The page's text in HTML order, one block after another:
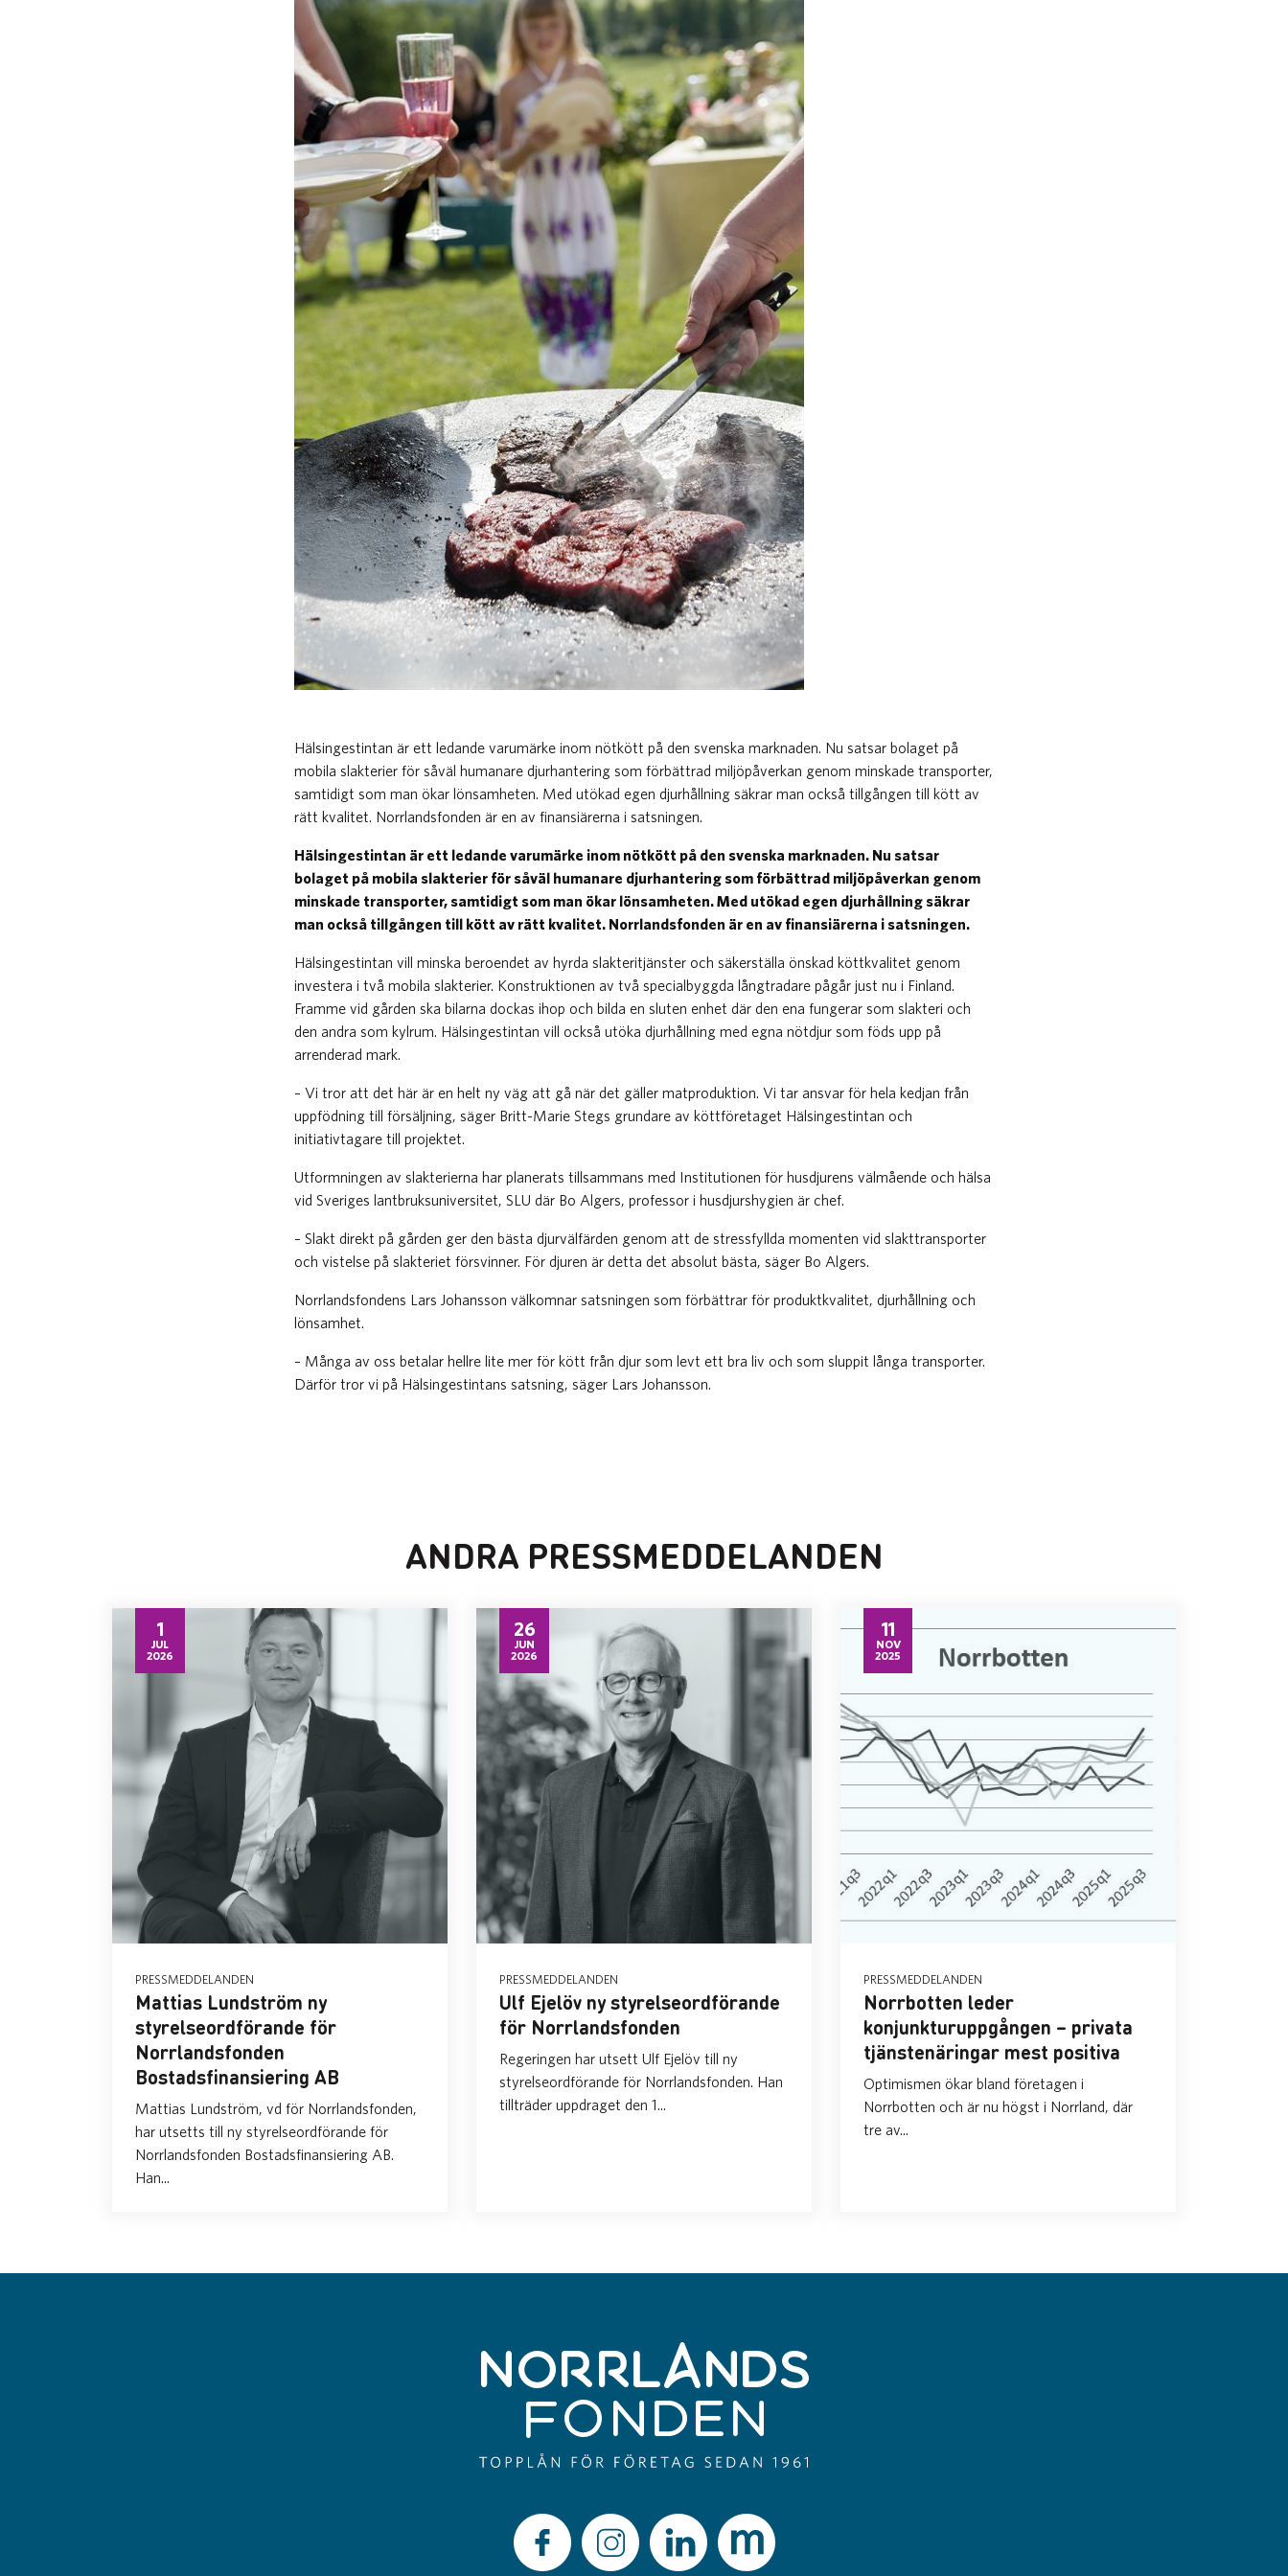
​Hälsingestintan är ett ledande varumärke inom nötkött på den svenska marknaden. Nu satsar bolaget på
mobila slakterier för såväl humanare djurhantering som förbättrad miljöpåverkan genom minskade transporter,
samtidigt som man ökar lönsamheten. Med utökad egen djurhållning säkrar man också tillgången till kött av
rätt kvalitet. Norrlandsfonden är en av finansiärerna i satsningen.
Hälsingestintan är ett ledande varumärke inom nötkött på den svenska marknaden. Nu satsar
bolaget på mobila slakterier för såväl humanare djurhantering som förbättrad miljöpåverkan genom
minskade transporter, samtidigt som man ökar lönsamheten. Med utökad egen djurhållning säkrar
man också tillgången till kött av rätt kvalitet. Norrlandsfonden är en av finansiärerna i satsningen.
Hälsingestintan vill minska beroendet av hyrda slakteritjänster och säkerställa önskad köttkvalitet genom
investera i två mobila slakterier. Konstruktionen av två specialbyggda långtradare pågår just nu i Finland.
Framme vid gården ska bilarna dockas ihop och bilda en sluten enhet där den ena fungerar som slakteri och
den andra som kylrum. Hälsingestintan vill också utöka djurhållning med egna nötdjur som föds upp på
arrenderad mark.
– Vi tror att det här är en helt ny väg att gå när det gäller matproduktion. Vi tar ansvar för hela kedjan från
uppfödning till försäljning, säger Britt-Marie Stegs grundare av köttföretaget Hälsingestintan och
initiativtagare till projektet.
Utformningen av slakterierna har planerats tillsammans med Institutionen för husdjurens välmående och hälsa
vid Sveriges lantbruksuniversitet, SLU där Bo Algers, professor i husdjurshygien är chef.
– Slakt direkt på gården ger den bästa djurvälfärden genom att de stressfyllda momenten vid slakttransporter
och vistelse på slakteriet försvinner. För djuren är detta det absolut bästa, säger Bo Algers.
Norrlandsfondens Lars Johansson välkomnar satsningen som förbättrar för produktkvalitet, djurhållning och
lönsamhet.
– Många av oss betalar hellre lite mer för kött från djur som levt ett bra liv och som sluppit långa transporter.
Därför tror vi på Hälsingestintans satsning, säger Lars Johansson.
ANDRA PRESSMEDDELANDEN
1
JUL
2026
PRESSMEDDELANDEN
Mattias Lundström ny
styrelseordförande för
Norrlandsfonden
Bostadsfinansiering AB
Mattias Lundström, vd för Norrlandsfonden,
har utsetts till ny styrelseordförande för
Norrlandsfonden Bostadsfinansiering AB.
Han...
26
JUN
2026
PRESSMEDDELANDEN
Ulf Ejelöv ny styrelseordförande
för Norrlandsfonden
Regeringen har utsett Ulf Ejelöv till ny
styrelseordförande för Norrlandsfonden. Han
tillträder uppdraget den 1...
11
NOV
2025
PRESSMEDDELANDEN
Norrbotten leder
konjunkturuppgången – privata
tjänstenäringar mest positiva
Optimismen ökar bland företagen i
Norrbotten och är nu högst i Norrland, där
tre av...